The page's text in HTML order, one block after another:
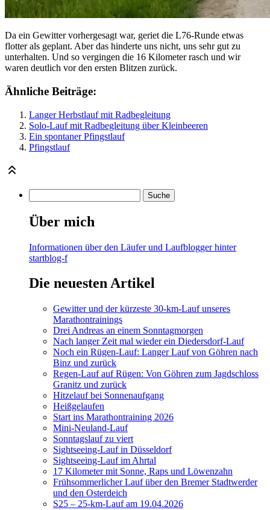
Da ein Gewitter vorhergesagt war, geriet die L76-Runde etwas
flotter als geplant. Aber das hinderte uns nicht, uns sehr gut zu
unterhalten. Und so vergingen die 16 Kilometer rasch und wir
waren deutlich vor den ersten Blitzen zurück.
Ähnliche Beiträge:
Langer Herbstlauf mit Radbegleitung
Solo-Lauf mit Radbegleitung über Kleinbeeren
Ein spontaner Pfingstlauf
Pfingstlauf
Über mich
Informationen über den Läufer und Laufblogger hinter
startblog-f
Die neuesten Artikel
Gewitter und der kürzeste 30-km-Lauf unseres
Marathontrainings
Drei Andreas an einem Sonntagmorgen
Nach langer Zeit mal wieder ein Diedersdorf-Lauf
Noch ein Rügen-Lauf: Langer Lauf von Göhren nach
Binz und zurück
Regen-Lauf auf Rügen: Von Göhren zum Jagdschloss
Granitz und zurück
Hitzelauf bei Sonnenaufgang
Heißgelaufen
Start ins Marathontraining 2026
Mini-Neuland-Lauf
Sonntagslauf zu viert
Sightseeing-Lauf in Düsseldorf
Sightseeing-Lauf im Ahrtal
17 Kilometer mit Sonne, Raps und Löwenzahn
Frühsommerlicher Lauf über den Bremer Stadtwerder
und den Osterdeich
S25 – 25-km-Lauf am 19.04.2026